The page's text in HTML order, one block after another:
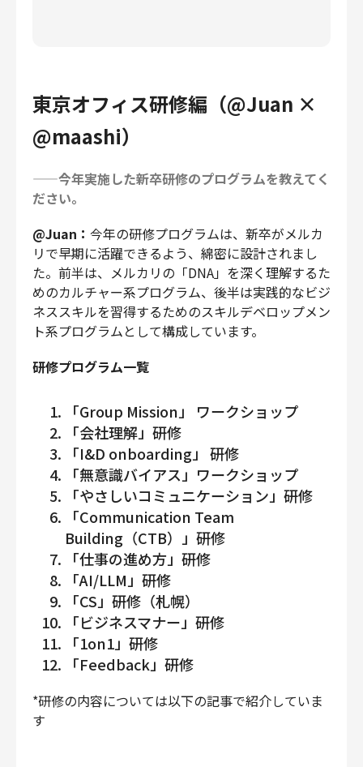
東京オフィス研修編 （@Juan ×
@maashi）
——今年実施した新卒研修のプログラムを教えてく
ださい。
@Juan： 今年の研修プログラムは、新卒がメルカ
リで早期に活躍できるよう、綿密に設計されまし
た。前半は、メルカリの「DNA」を深く理解するた
めのカルチャー系プログラム、後半は実践的なビジ
ネススキルを習得するためのスキルデベロップメン
ト系プログラムとして構成しています。
研修プログラム一覧
「Group Mission」 ワークショップ
「会社理解」研修
「I&D onboarding」 研修
「無意識バイアス」ワークショップ
「やさしいコミュニケーション」研修
「Communication Team
Building（CTB）」研修
「仕事の進め方」研修
「AI/LLM」研修
「CS」研修（札幌）
「ビジネスマナー」研修
「1on1」研修
「Feedback」研修
*研修の内容については以下の記事で紹介していま
す